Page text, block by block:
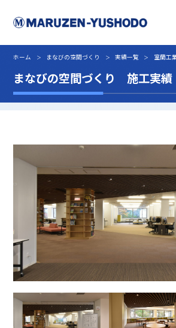
ホーム ＞ まなびの空間づくり ＞ 実績一覧 ＞ 室蘭工
まなびの空間づくり 施工実績